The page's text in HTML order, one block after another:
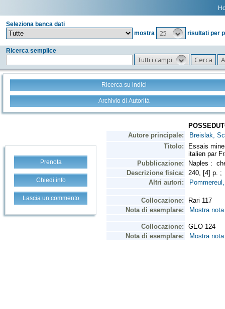
Seleziona banca dati
mostra
25 risultati per
Ricerca semplice
Tutti i campi
Ricerca su indici
Archivio di Autorità
Prenota
Chiedi info
Lascia un commento